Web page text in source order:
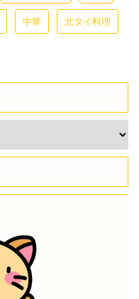
中華 北タイ料理